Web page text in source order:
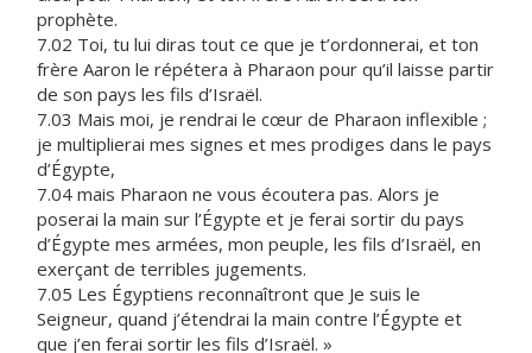
prophète.
7.02 Toi, tu lui diras tout ce que je t’ordonnerai, et ton
frère Aaron le répétera à Pharaon pour qu’il laisse partir
de son pays les fils d’Israël.
7.03 Mais moi, je rendrai le cœur de Pharaon inflexible ;
je multiplierai mes signes et mes prodiges dans le pays
d’Égypte,
7.04 mais Pharaon ne vous écoutera pas. Alors je
poserai la main sur l’Égypte et je ferai sortir du pays
d’Égypte mes armées, mon peuple, les fils d’Israël, en
exerçant de terribles jugements.
7.05 Les Égyptiens reconnaîtront que Je suis le
Seigneur, quand j’étendrai la main contre l’Égypte et
que j’en ferai sortir les fils d’Israël. »